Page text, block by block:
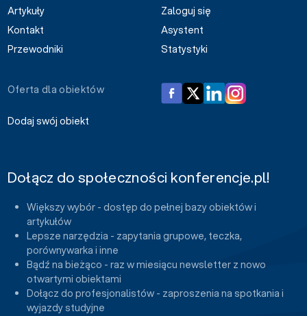
Artykuły
Kontakt
Przewodniki
Zaloguj się
Asystent
Statystyki
Oferta dla obiektów
Dodaj swój obiekt
Dołącz do społeczności konferencje.pl!
Większy wybór - dostęp do pełnej bazy obiektów i
artykułów
Lepsze narzędzia - zapytania grupowe, teczka,
porównywarka i inne
Bądź na bieżąco - raz w miesiącu newsletter z nowo
otwartymi obiektami
Dołącz do profesjonalistów - zaproszenia na spotkania i
wyjazdy studyjne